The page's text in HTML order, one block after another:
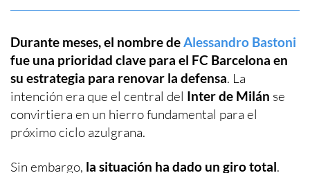
Durante meses, el nombre deAlessandro Bastoni
fue una prioridad clave para el FC Barcelona en
su estrategia para renovar la defensa. La
intención era que el central del Inter de Milán se
convirtiera en un hierro fundamental para el
próximo ciclo azulgrana.
Sin embargo, la situación ha dado un giro total.